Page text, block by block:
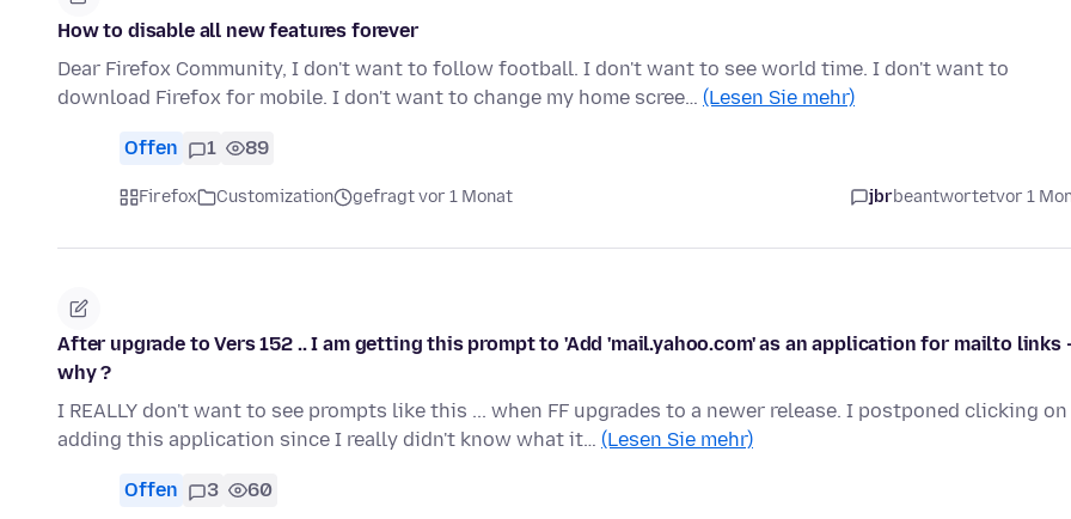
How to disable all new features forever
Dear Firefox Community, I don't want to follow football. I don't want to see world time. I don't want to
download Firefox for mobile. I don't want to change my home scree… (Lesen Sie mehr)
Offen 1 89
Firefox Customization gefragt vor 1 Monat jbrbeantwortetvor 1
After upgrade to Vers 152 .. I am getting this prompt to 'Add 'mail.yahoo.com' as an application for mailto links
why ?
I REALLY don't want to see prompts like this ... when FF upgrades to a newer release. I postponed clicking on
adding this application since I really didn't know what it… (Lesen Sie mehr)
Offen 3 60